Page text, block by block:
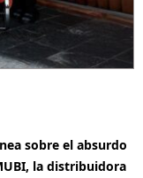
sobre el absurdo
la distribuidora